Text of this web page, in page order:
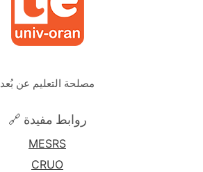
مصلحة التعليم عن بُعد
🔗 روابط مفيدة
MESRS
CRUO